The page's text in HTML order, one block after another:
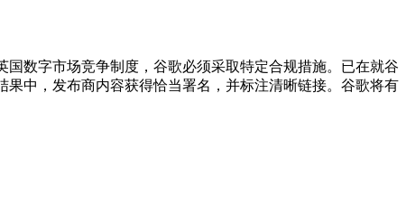
数字市场竞争制度，谷歌必须采取特定合规措施。已在就谷
中，发布商内容获得恰当署名，并标注清晰链接。谷歌将有